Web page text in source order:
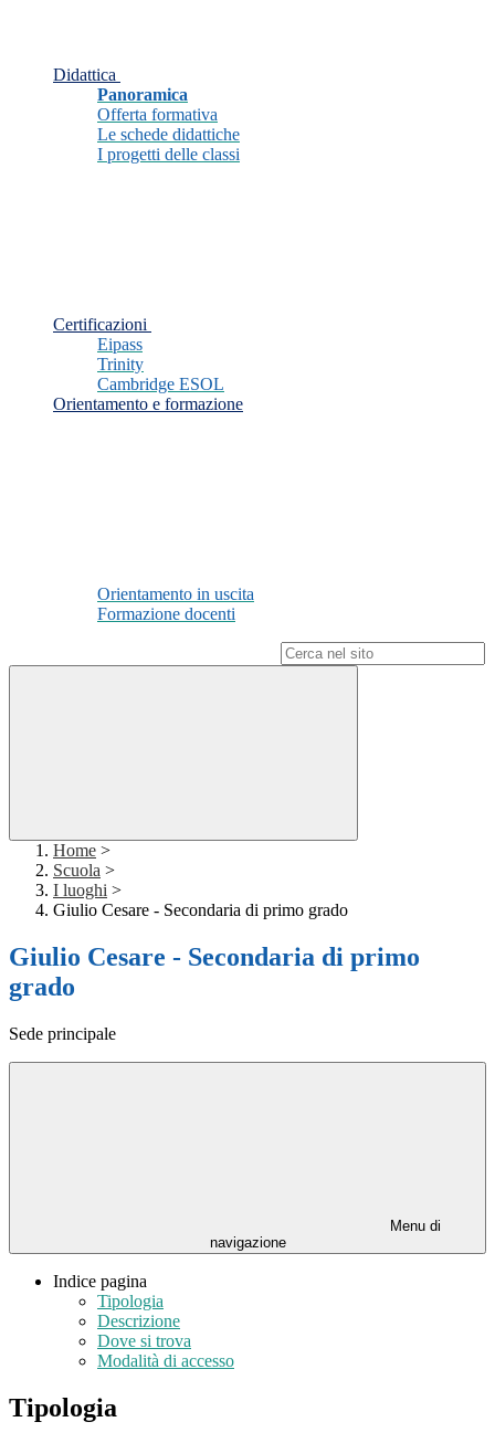
Didattica
Panoramica
Offerta formativa
Le schede didattiche
I progetti delle classi
Certificazioni
Eipass
Trinity
Cambridge ESOL
Orientamento e formazione
Orientamento in uscita
Formazione docenti
Home >
Scuola >
I luoghi >
Giulio Cesare - Secondaria di primo grado
Giulio Cesare - Secondaria di primo
grado
Sede principale
Menu di
navigazione
Indice pagina
Tipologia
Descrizione
Dove si trova
Modalità di accesso
Tipologia